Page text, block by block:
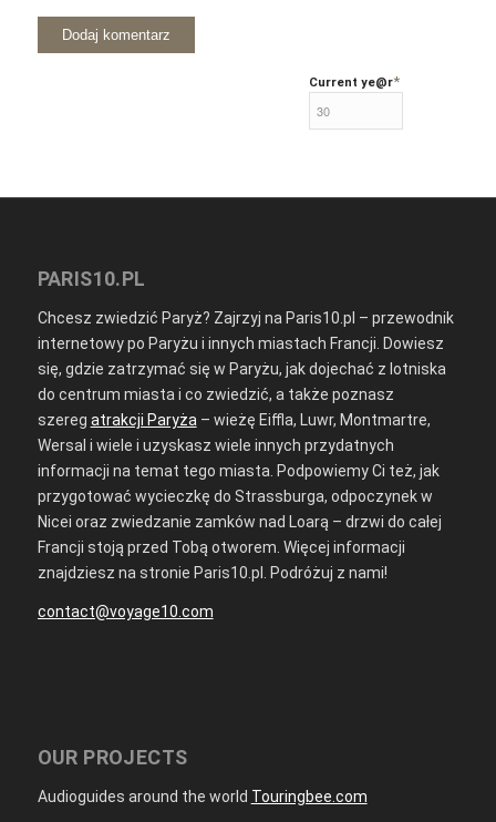
Current ye@r*
PARIS10.PL
Chcesz zwiedzić Paryż? Zajrzyj na Paris10.pl – przewodnik
internetowy po Paryżu i innych miastach Francji. Dowiesz
się, gdzie zatrzymać się w Paryżu, jak dojechać z lotniska
do centrum miasta i co zwiedzić, a także poznasz
szereg atrakcji Paryża – wieżę Eiffla, Luwr, Montmartre,
Wersal i wiele i uzyskasz wiele innych przydatnych
informacji na temat tego miasta. Podpowiemy Ci też, jak
przygotować wycieczkę do Strassburga, odpoczynek w
Nicei oraz zwiedzanie zamków nad Loarą – drzwi do całej
Francji stoją przed Tobą otworem. Więcej informacji
znajdziesz na stronie Paris10.pl. Podróżuj z nami!
contact@voyage10.com
OUR PROJECTS
Audioguides around the world Touringbee.com